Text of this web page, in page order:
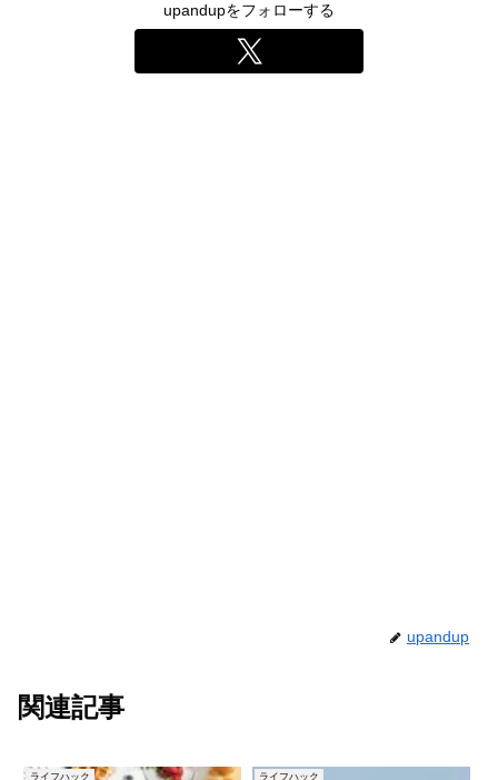
upandupをフォローする
upandup
関連記事
ライフハック ライフハック